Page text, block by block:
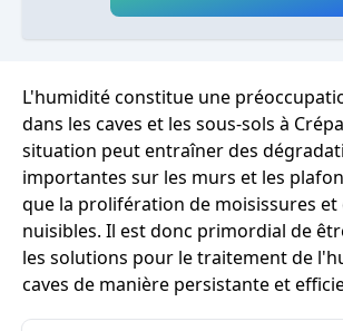
L'humidité constitue une
dans les caves et les sous-sols à
situation peut entraîner des
importantes sur les murs et les
que la prolifération de moisissures et
nuisibles. Il est donc primordial de
les solutions pour le traitement de
caves de manière persistante et